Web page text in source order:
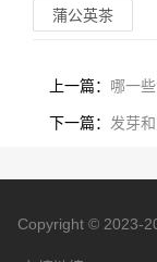
蒲公英茶
上一篇： 哪一
下一篇： 发芽
Copyright © 2023-